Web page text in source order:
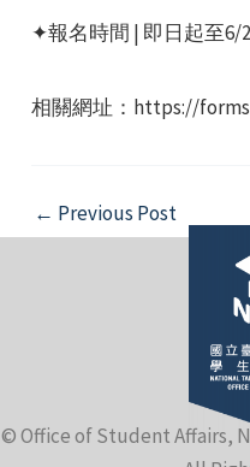
✦報名時間 | 即日起至6/
相關網址：https://
Post
navigation
← Previous Post
© Office of Student Affairs,